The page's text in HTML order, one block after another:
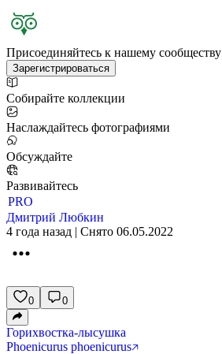
Присоединяйтесь к нашему сообществу
Зарегистрироваться
Собирайте коллекции
Наслаждайтесь фотографиями
Обсуждайте
Развивайтесь
PRO
Дмитрий Любкин
4 года назад | Снято 06.05.2022
0 0
Горихвостка-лысушка
Phoenicurus phoenicurus